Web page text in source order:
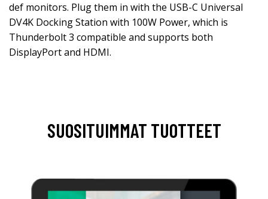
def monitors. Plug them in with the USB-C Universal
DV4K Docking Station with 100W Power, which is
Thunderbolt 3 compatible and supports both
DisplayPort and HDMI.
SUOSITUIMMAT TUOTTEET